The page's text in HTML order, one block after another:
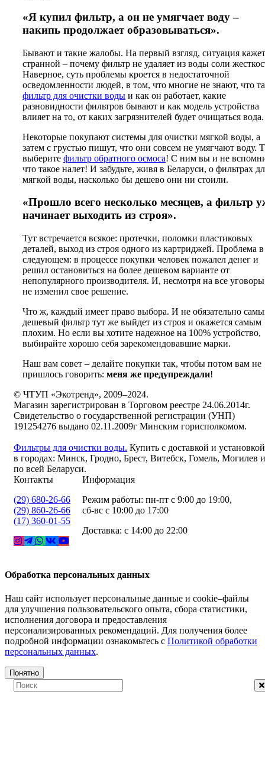
«Я купил фильтр, а он не умягчает воду –
накипь продолжает образовываться».
Бывают и такие жалобы. На первый взгляд, ситуация
странной – почему фильтр не удаляет из воды соли
Наверное, суть проблемы кроется в недостаточной
осведомленности людей, в том, что многие не знают, что
фильтр для очистки воды и как он работает, какие
разновидности фильтров бывают и как модель устройства
влияет на то, от каких загрязнителей будет очищаться вода.
Некоторые покупают системы для очистки мягкой воды, а
затем с грустью пишут, что они совсем не умягчают воду.
выберите фильтр обратного осмоса! С ним вы и не
что такое налет! И забудьте, живя в Беларуси, о фильтрах
мягкой воды, насколько бы дешево они ни стоили.
«Прошло всего несколько месяцев, а фильтр
начинает выходить из строя».
Тут встречается всякое: протечки, поломки пластиковых
деталей, выход из строя одного из картриджей. Проблема в
следующем: в процессе покупки человек пожалел денег и
решил остановиться на более дешевом варианте от
непопулярного производителя. И, несмотря на все
не изменил свое решение.
Что ж, каждый имеет право выбора. И не обязательно
дешевый фильтр тут же выйдет из строя и окажется самым
плохим. Но если вы хотите надежное на 100% устройство,
выбирайте хорошо себя зарекомендовавшие марки.
Наш вам совет – делайте покупки так, чтобы потом вам не
пришлось говорить: меня же предупреждали!
© ЧТУП «Экотренд», 2009–2024.
Магазин зарегистрирован в Торговом реестре 24.06.2014г.
Свидетельство о государственной регистрации (УНП)
191254276 выдано 02.11.2009г Минским горисполкомом.
Фильтры для очистки воды. Купить с доставкой и установкой
в городах: Минск, Гродно, Брест, Витебск, Гомель, Могилев и
по всей Беларуси.
Контакты
(29) 680-26-66
(29) 860-26-66
(17) 360-01-55
Информация
Режим работы: пн-пт с 9:00 до 19:00,
сб-вс с 10:00 до 17:00
Доставка: с 14:00 до 22:00
Обработка персональных данных
Наш сайт использует персональные данные и cookie–файлы
для улучшения пользовательского опыта, сбора статистики,
исполнения договора и предоставления
персонализированных рекомендаций. Для получения более
подробной информации ознакомьтесь с Политикой обработки
персональных данных.
Понятно